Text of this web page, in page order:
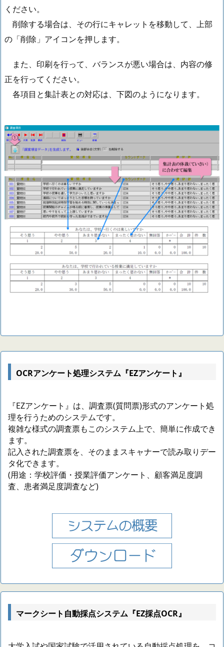
ください。
削除する場合は、その行にキャレットを移動して、上部
の「削除」アイコンを押します。
また、印刷を行って、バランスが悪い場合は、内容の修
正を行ってください。
各項目と集計表との対応は、下図のようになります。
OCRアンケート処理システム『EZアンケート』
『EZアンケート』は、調査票(質問票)形式のアンケート処
理を行うためのシステムです。
複雑な様式の調査票もこのシステム上で、簡単に作成でき
ます。
記入された調査票を、そのままスキャナーで読み取りデー
タ化できます。
(用途：学校評価・授業評価アンケート、顧客満足度調
査、患者満足度調査など)
マークシート自動採点システム『EZ採点OCR』